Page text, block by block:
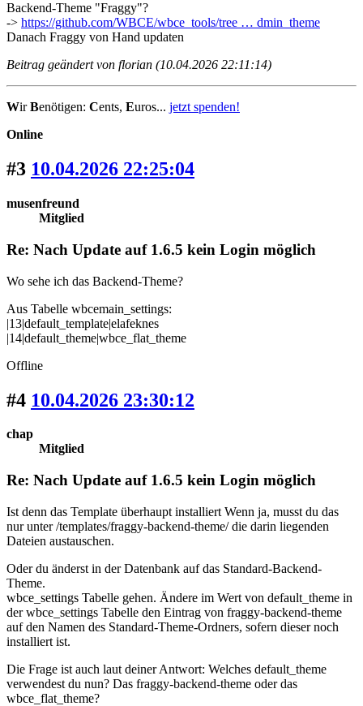
Backend-Theme "Fraggy"?
-> https://github.com/WBCE/wbce_tools/tree … dmin_theme
Danach Fraggy von Hand updaten
Beitrag geändert von florian (10.04.2026 22:11:14)
WirBenötigen: Cents, Euros... jetzt spenden!
Online
#3 10.04.2026 22:25:04
musenfreund
Mitglied
Re: Nach Update auf 1.6.5 kein Login möglich
Wo sehe ich das Backend-Theme?
Aus Tabelle wbcemain_settings:
|13|default_template|elafeknes
|14|default_theme|wbce_flat_theme
Offline
#4 10.04.2026 23:30:12
chap
Mitglied
Re: Nach Update auf 1.6.5 kein Login möglich
Ist denn das Template überhaupt installiert Wenn ja, musst du das
nur unter /templates/fraggy-backend-theme/ die darin liegenden
Dateien austauschen.
Oder du änderst in der Datenbank auf das Standard-Backend-
Theme.
wbce_settings Tabelle gehen. Ändere im Wert von default_theme in
der wbce_settings Tabelle den Eintrag von fraggy-backend-theme
auf den Namen des Standard-Theme-Ordners, sofern dieser noch
installiert ist.
Die Frage ist auch laut deiner Antwort: Welches default_theme
verwendest du nun? Das fraggy-backend-theme oder das
wbce_flat_theme?